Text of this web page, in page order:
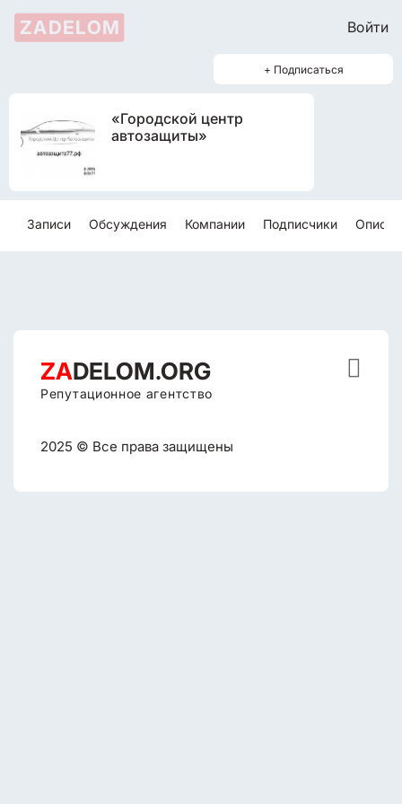
ZADELOM Войти
+ Подписаться
«Городской центр
автозащиты»
Записи Обсуждения Компании Подписчики
ZADELOM.ORG
Репутационное агентство
2025 © Все права защищены
